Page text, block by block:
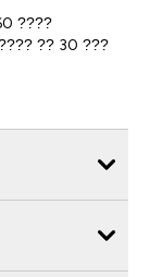
????
?? 30 ???